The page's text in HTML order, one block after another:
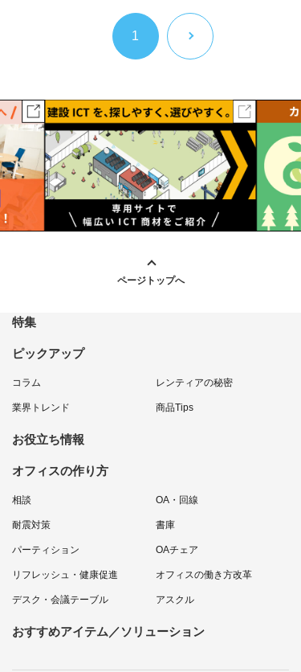
1
ページトップへ
特集
ピックアップ
コラム レンティアの秘密
業界トレンド 商品Tips
お役立ち情報
オフィスの作り方
相談 OA・回線
耐震対策 書庫
パーティション OAチェア
リフレッシュ・健康促進 オフィスの働き方改革
デスク・会議テーブル アスクル
おすすめアイテム／ソリューション